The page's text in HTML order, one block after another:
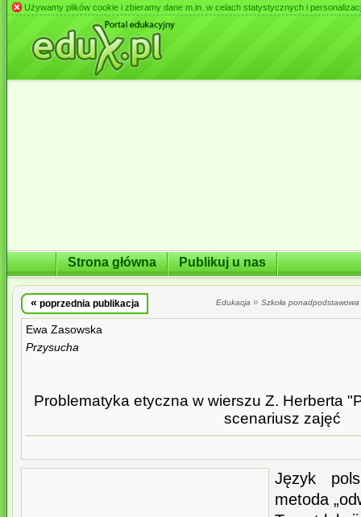
Używamy plików cookie i zbieramy dane m.in. w celach statystycznych i
Strona główna Publikuj u nas
« poprzednia publikacja Edukacja » Szkoła ponadpodstawowa
Ewa Zasowska
Przysucha
Problematyka etyczna w wierszu Z. Herberta
scenariusz zajęć
Język
metoda